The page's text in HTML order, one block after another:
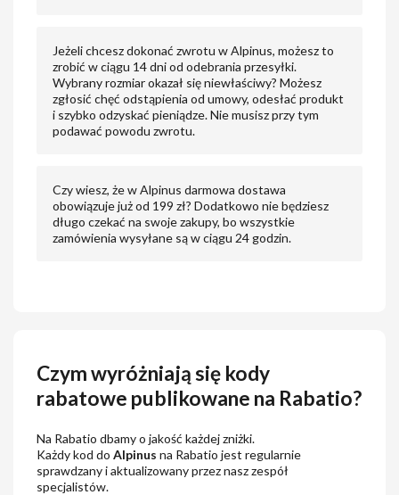
Jeżeli chcesz dokonać zwrotu w Alpinus, możesz to
zrobić w ciągu 14 dni od odebrania przesyłki.
Wybrany rozmiar okazał się niewłaściwy? Możesz
zgłosić chęć odstąpienia od umowy, odesłać produkt
i szybko odzyskać pieniądze. Nie musisz przy tym
podawać powodu zwrotu.
Czy wiesz, że w Alpinus darmowa dostawa
obowiązuje już od 199 zł? Dodatkowo nie będziesz
długo czekać na swoje zakupy, bo wszystkie
zamówienia wysyłane są w ciągu 24 godzin.
Czym wyróżniają się kody
rabatowe publikowane na Rabatio?
Na Rabatio dbamy o jakość każdej zniżki.
Każdy kod doAlpinus na Rabatio jest regularnie
sprawdzany i aktualizowany przez nasz zespół
specjalistów.